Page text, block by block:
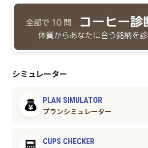
シミュレーター
PLAN SIMULATOR
プランシミュレーター
CUPS CHECKER